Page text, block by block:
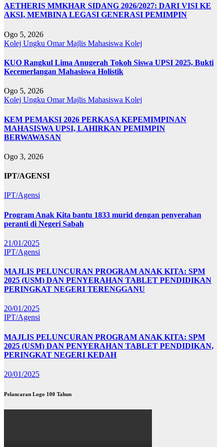
AETHERIS MMKHAR SIDANG 2026/2027: DARI VISI KE
AKSI, MEMBINA LEGASI GENERASI PEMIMPIN
Ogo 5, 2026
Kolej Ungku OmarMajlis Mahasiswa Kolej
KUO Rangkul Lima Anugerah Tokoh Siswa UPSI 2025, Bukti
Kecemerlangan Mahasiswa Holistik
Ogo 5, 2026
Kolej Ungku OmarMajlis Mahasiswa Kolej
KEM PEMAKSI 2026 PERKASA KEPEMIMPINAN
MAHASISWA UPSI, LAHIRKAN PEMIMPIN
BERWAWASAN
Ogo 3, 2026
IPT/AGENSI
IPT/Agensi
Program Anak Kita bantu 1833 murid dengan penyerahan
peranti di Negeri Sabah
21/01/2025
IPT/Agensi
MAJLIS PELUNCURAN PROGRAM ANAK KITA: SPM
2025 (USM) DAN PENYERAHAN TABLET PENDIDIKAN
PERINGKAT NEGERI TERENGGANU
20/01/2025
IPT/Agensi
MAJLIS PELUNCURAN PROGRAM ANAK KITA: SPM
2025 (USM) DAN PENYERAHAN TABLET PENDIDIKAN,
PERINGKAT NEGERI KEDAH
20/01/2025
Pelancaran Logo 100 Tahun